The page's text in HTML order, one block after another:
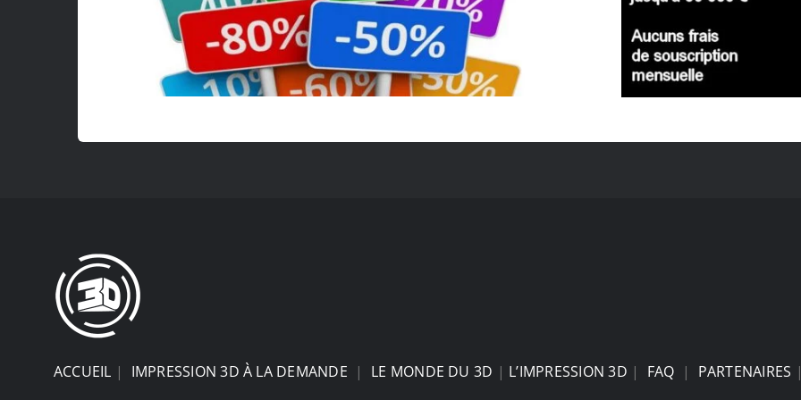
ACCUEIL | IMPRESSION 3D À LA DEMANDE | LE MONDE DU 3D | L’IMPRESSION 3D | FAQ | PARTENAIRES